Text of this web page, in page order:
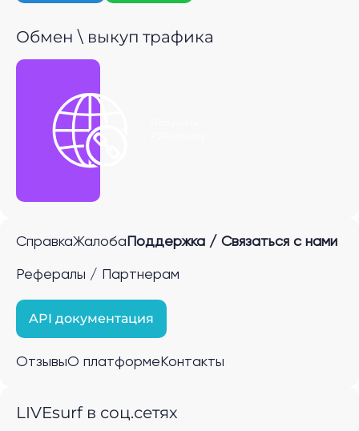
Обмен \ выкуп трафика
СправкаЖалоба Поддержка / Связаться с нами
Рефералы / Партнерам
API документация
ОтзывыО платформе Контакты
LIVEsurf в соц.сетях